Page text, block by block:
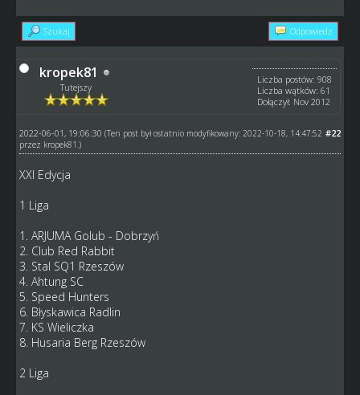
Szukaj Odpowiedz
kropek81
Tutejszy
Liczba postów: 908
Liczba wątków: 61
Dołączył: Nov 2012
#22
2022-06-01, 19:06:30 (Ten post był ostatnio modyfikowany: 2022-10-18, 14:47:52
przez kropek81 .)
XXI Edycja
1 Liga
1. ARJUMA Golub - Dobrzyń
2. Club Red Rabbit
3. Stal SQ1 Rzeszów
4. Ahtung SC
5. Speed Hunters
6. Błyskawica Radlin
7. KS Wieliczka
8. Husaria Berg Rzeszów
2 Liga